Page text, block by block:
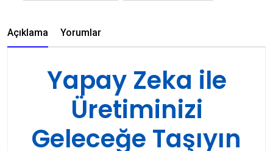
Açıklama Yorumlar
Yapay Zeka ile
Üretiminizi
Geleceğe Taşıyın